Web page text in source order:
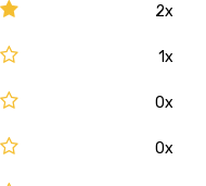
2x
1x
0x
0x